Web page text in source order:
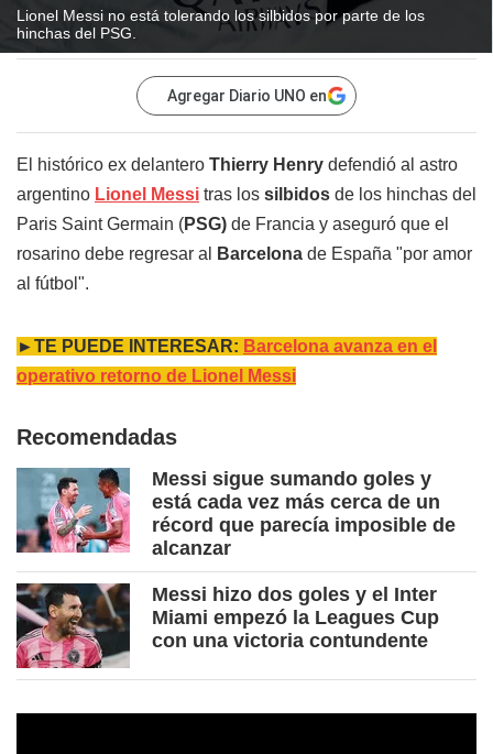
Lionel Messi no está tolerando los silbidos por parte de los
hinchas del PSG.
Agregar Diario UNO en
El histórico ex delantero Thierry Henry defendió al astro
argentino Lionel Messi tras los silbidos de los hinchas del
Paris Saint Germain (PSG) de Francia y aseguró que el
rosarino debe regresar al
Barcelona de España "por amor
al fútbol".
►TE PUEDE INTERESAR: Barcelona avanza en el
operativo retorno de Lionel Messi
Recomendadas
Messi sigue sumando goles y
está cada vez más cerca de un
récord que parecía imposible de
alcanzar
Messi hizo dos goles y el Inter
Miami empezó la Leagues Cup
con una victoria contundente